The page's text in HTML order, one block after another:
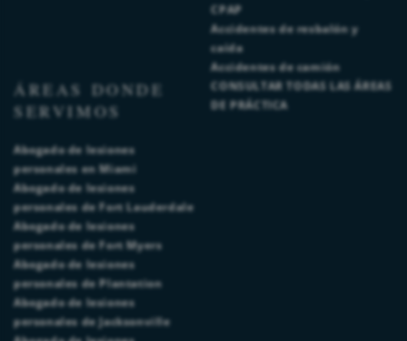
CPAP
Accidentes de resbalón y
caída
Accidentes de camión
CONSULTAR TODAS LAS ÁREAS
DE PRÁCTICA
ÁREAS DONDE
SERVIMOS
Abogado de lesiones
personales en Miami
Abogado de lesiones
personales de Fort Lauderdale
Abogado de lesiones
personales de Fort Myers
Abogado de lesiones
personales de Plantation
Abogado de lesiones
personales de Jacksonville